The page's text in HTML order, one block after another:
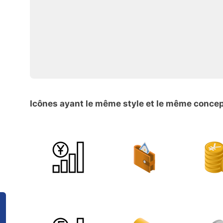
Icônes ayant le même style et le même